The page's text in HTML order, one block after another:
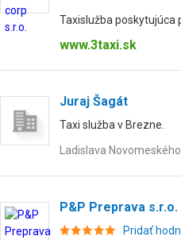
Taxislužba poskytujúca
www.3taxi.sk
Juraj Šagát
Taxi služba v Brezne.
Ladislava
P&P Preprava s.r.o.
Pridať